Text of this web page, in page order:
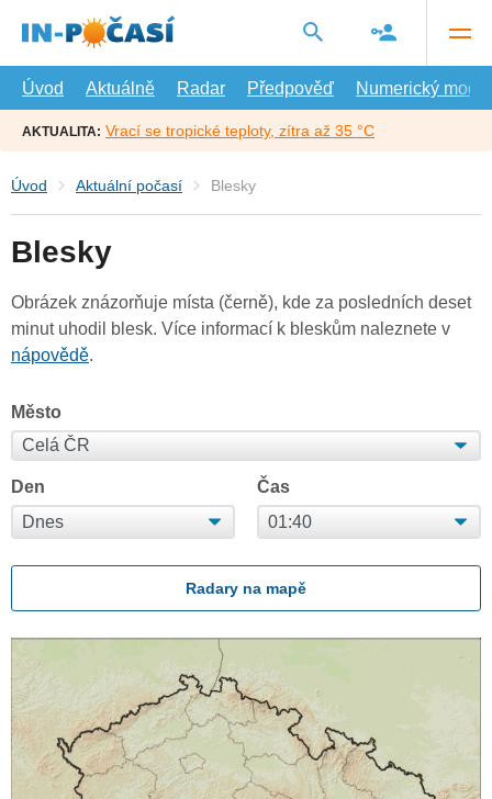
hlavní
Úvod
Aktuálně Radar Předpověď Numerický model
AKTUALITA: Vrací se tropické teploty, zítra až 35 °C
Úvod Aktuální počasí Blesky
Blesky
Obrázek znázorňuje místa (černě), kde za posledních deset
minut uhodil blesk. Více informací k bleskům naleznete v
nápovědě.
Město
Den Čas
Radary na mapě